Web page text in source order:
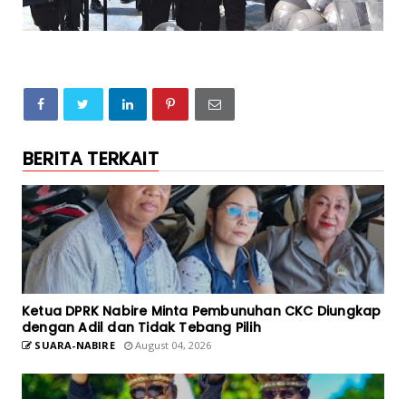
BERITA TERKAIT
Ketua DPRK Nabire Minta Pembunuhan CKC Diungkap
dengan Adil dan Tidak Tebang Pilih
SUARA-NABIRE August 04, 2026